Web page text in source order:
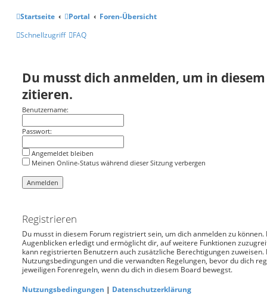
Startseite Portal
Foren-Übersicht
Schnellzugriff
FAQ
Du musst dich anmelden, um in
zitieren.
Benutzername:
Passwort:
Angemeldet bleiben
Meinen Online-Status während dieser Sitzung verbergen
Registrieren
Du musst in diesem Forum registriert sein, um dich anmelden zu
Augenblicken erledigt und ermöglicht dir, auf weitere Funktionen
kann registrierten Benutzern auch zusätzliche Berechtigungen
Nutzungsbedingungen und die verwandten Regelungen, bevor du dich
jeweiligen Forenregeln, wenn du dich in diesem Board bewegst.
Nutzungsbedingungen | Datenschutzerklärung